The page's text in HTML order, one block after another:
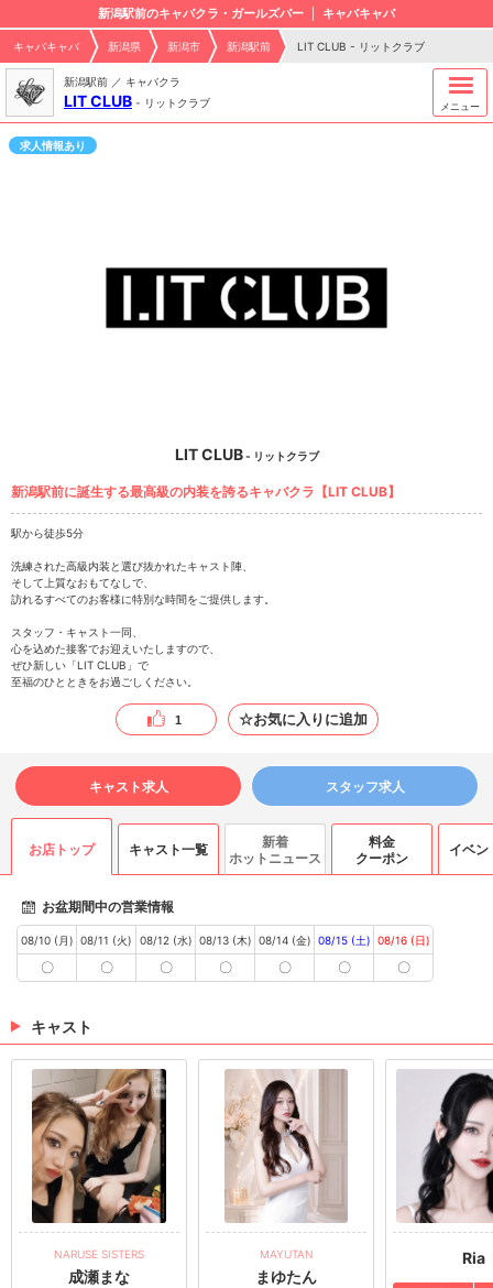
新潟駅前のキャバクラ・ガールズバー キャバキャバ
キャバキャバ 新潟県 新潟市 新潟駅前 LIT CLUB - リットクラブ
新潟駅前 ／ キャバクラ
LIT CLUB - リットクラブ メニュー
求人情報あり
LIT CLUB- リットクラブ
新潟駅前に誕生する最高級の内装を誇るキャバクラ【LIT CLUB】
駅から徒歩5分
洗練された高級内装と選び抜かれたキャスト陣、
そして上質なおもてなしで、
訪れるすべてのお客様に特別な時間をご提供します。
スタッフ・キャスト一同、
心を込めた接客でお迎えいたしますので、
ぜひ新しい「LIT CLUB」で
至福のひとときをお過ごしください。
1 ☆お気に入りに追加
キャスト求人 スタッフ求人
お店トップ キャスト一覧
新着
ホットニュース
料金
クーポン
イベン
お盆期間中の営業情報
08/10 (月)
〇
08/11 (火)
〇
08/12 (水)
〇
08/13 (木)
〇
08/14 (金)
〇
08/15 (土)
〇
08/16 (日)
〇
キャスト
NARUSE SISTERS
成瀬まな
MAYUTAN
まゆたん
Ria